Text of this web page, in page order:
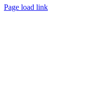
Page load link